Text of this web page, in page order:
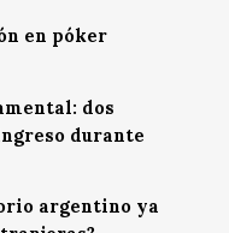
en póker
dos
durante
argentino ya